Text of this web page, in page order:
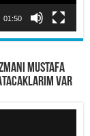
01:50
Mustafa
VAR